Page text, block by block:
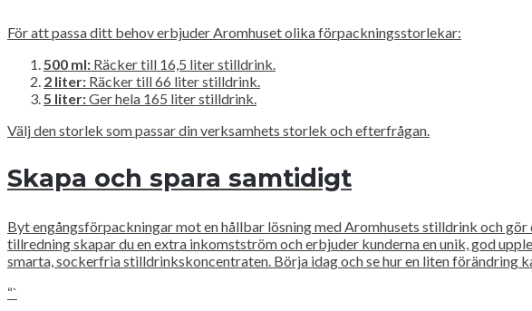
För att passa ditt behov erbjuder Aromhuset olika förpackningsstorlekar:
500 ml: Räcker till 16,5 liter stilldrink.
2 liter: Räcker till 66 liter stilldrink.
5 liter:Ger hela 165 liter stilldrink.
Välj den storlek som passar din verksamhets storlek och efterfrågan.
Skapa och spara samtidigt
Byt engångsförpackningar mot en hållbar lösning med Aromhusets stilldrink och
tillredning skapar du en extra inkomstström och erbjuder kunderna en unik, god
smarta, sockerfria stilldrinkskoncentraten. Börja idag och se hur en liten förändring
“`